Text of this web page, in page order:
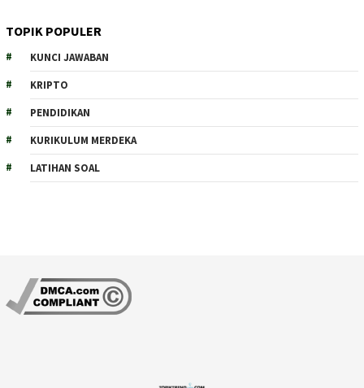
TOPIK POPULER
KUNCI JAWABAN
KRIPTO
PENDIDIKAN
KURIKULUM MERDEKA
LATIHAN SOAL